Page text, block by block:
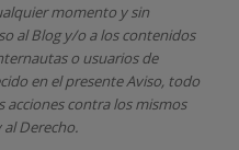
momento y sin
al Blog y/o a los contenidos
o usuarios de
en el presente Aviso, todo
acciones contra los mismos
Derecho.